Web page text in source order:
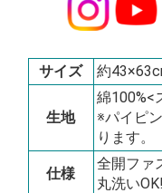
サイズ 約
生地
綿100%<
※パイピ
ります。
仕様
全開ファ
丸洗いOK!